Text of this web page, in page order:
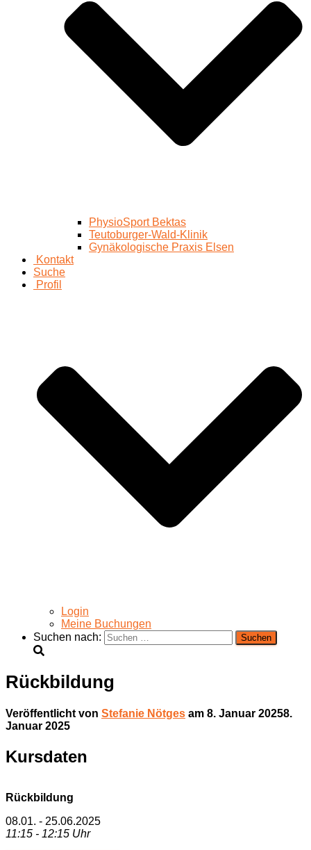
PhysioSport Bektas
Teutoburger-Wald-Klinik
Gynäkologische Praxis Elsen
Kontakt
Suche
Profil
Login
Meine Buchungen
Suchen nach:
Rückbildung
Veröffentlicht von Stefanie Nötges am 8. Januar 20258.
Januar 2025
Kursdaten
Rückbildung
08.01. - 25.06.2025
11:15 - 12:15 Uhr